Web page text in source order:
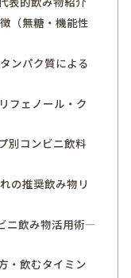
（無糖・機能性
ンパク質による
フェノール・ク
別コンビニ飲料
の推奨飲み物リ
ニ飲み物活用術―
・飲むタイミン